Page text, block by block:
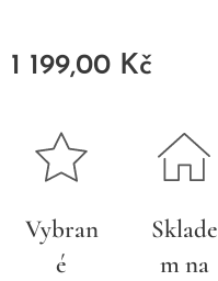
1 199,00 Kč
Vybran
é
Sklade
m na